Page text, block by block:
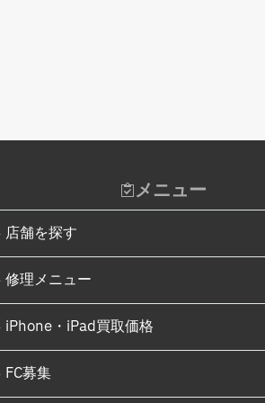
iPad修理実績
iPadフロントパネル交
iPadバッテリー交換
表示不良）
iPhone 11 Pro Max
iPhone 12
iPhone 12 Pro Max
iPhone 13
メニュー
店舗を探す
修理メニュー
iPhone・iPad買取価格
FC募集